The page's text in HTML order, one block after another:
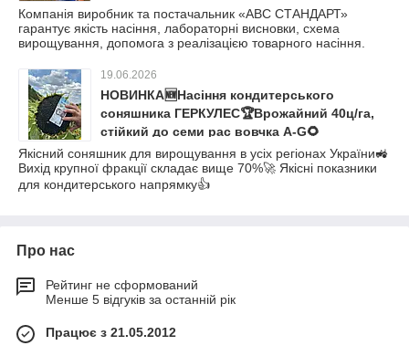
Франція
Компанія виробник та постачальник «АВС СТАНДАРТ»
гарантує якість насіння, лабораторні висновки, схема
вирощування, допомога з реалізацією товарного насіння.
19.06.2026
НОВИНКА🆕Насіння кондитерського
соняшника ГЕРКУЛЕС🏆Врожайний 40ц/га,
стійкий до семи рас вовчка A-G🌻
Якісний соняшник для вирощування в усіх регіонах України🚜
Вихід крупної фракції складає вище 70%🚀 Якісні показники
для кондитерського напрямку👍
Про нас
Рейтинг не сформований
Менше 5 відгуків за останній рік
Працює з 21.05.2012